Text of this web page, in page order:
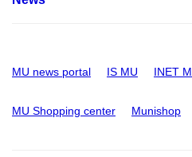
MU news portal IS MU INET
MU Shopping center Munishop